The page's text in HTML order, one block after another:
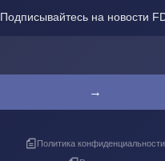
Подписывайтесь на новости
→
Политика конфиденциальности